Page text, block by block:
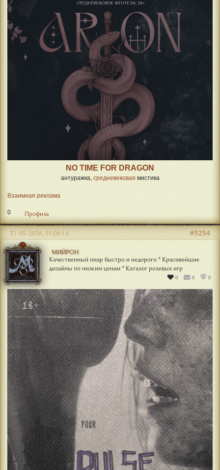
NO TIME FOR DRAGON
антуражка, средневековая мистика
Взаимная реклама
0 Профиль
МИЙРОН
Качественный пиар быстро и недорого * Красивейшие
дизайны по низким ценам * Каталог ролевых игр
0 0 0
#5254
31-05-2026, 01:06:14